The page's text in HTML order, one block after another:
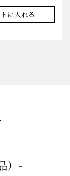
に入れる
）-